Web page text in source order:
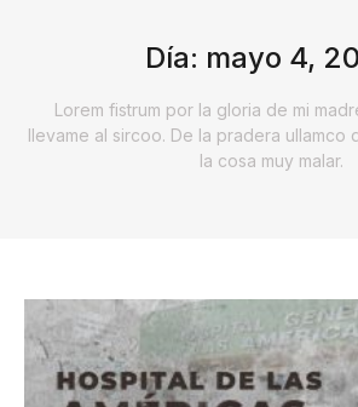
Día: mayo 4,
Lorem fistrum por la gloria de mi
llevame al sircoo. De la pradera ullamco
la cosa muy malar.